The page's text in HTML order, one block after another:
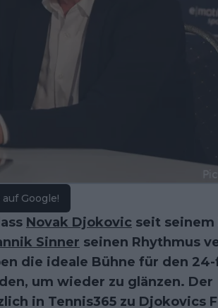
Google!
Novak Djokovic seit
Sinner seinen Rhythmus
die ideale Bühne für den
um wieder zu glänzen. Der
in Tennis365 zu Djokovics